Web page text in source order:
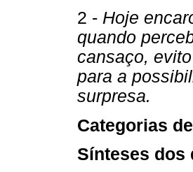
2 - Hoje
quando
cansaço,
para a
surpresa.
Categorias
Sínteses dos